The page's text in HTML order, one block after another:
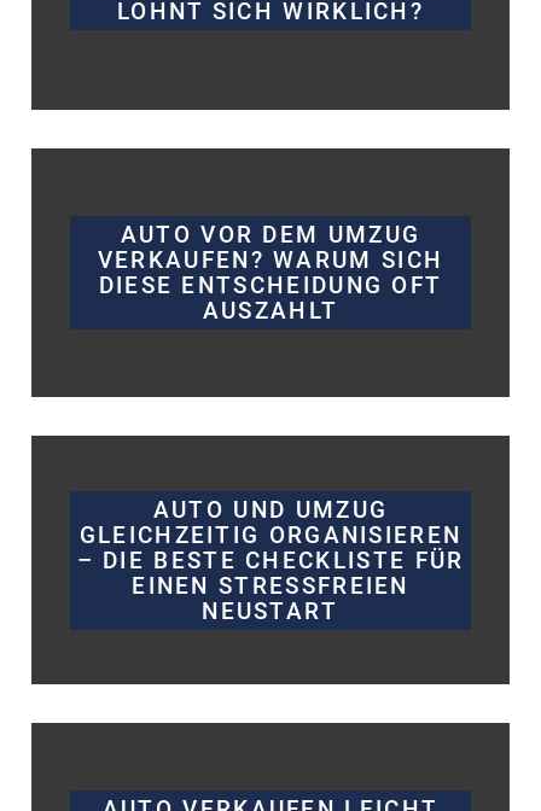
LOHNT SICH WIRKLICH?
AUTO VOR DEM UMZUG
VERKAUFEN? WARUM SICH
DIESE ENTSCHEIDUNG OFT
AUSZAHLT
AUTO UND UMZUG
GLEICHZEITIG ORGANISIEREN
– DIE BESTE CHECKLISTE FÜR
EINEN STRESSFREIEN
NEUSTART